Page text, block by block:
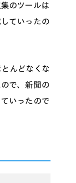
のツールは
ていったの
んどなくな
で、新聞の
いったので